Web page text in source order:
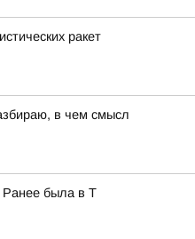
ракет
в чем смысл
была в Т